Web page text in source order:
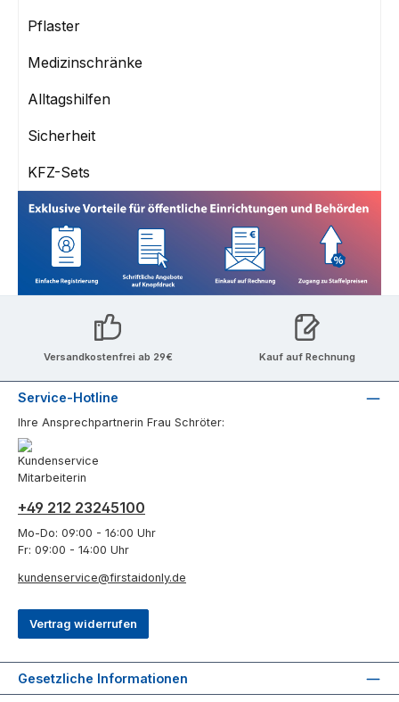
Pflaster
Medizinschränke
Alltagshilfen
Sicherheit
KFZ-Sets
Versandkostenfrei ab 29€ Kauf auf Rechnung
Service-Hotline
Ihre Ansprechpartnerin Frau Schröter:
+49 212 23245100
Mo-Do: 09:00 - 16:00 Uhr
Fr: 09:00 - 14:00 Uhr
kundenservice@firstaidonly.de
Vertrag widerrufen
Gesetzliche Informationen